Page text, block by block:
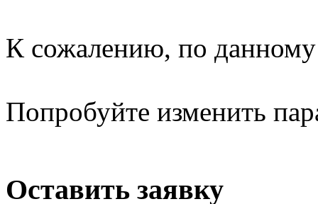
К сожалению, по данному
Попробуйте изменить
Оставить заявку